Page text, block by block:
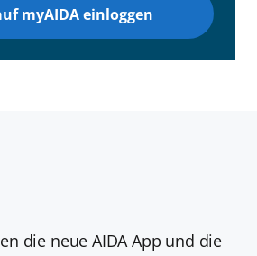
myAIDA einloggen
die neue AIDA App und die